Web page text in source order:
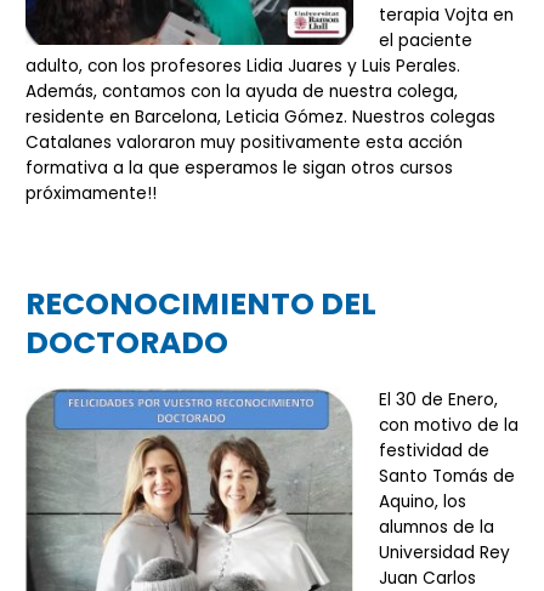
terapia Vojta en
el paciente
adulto, con los profesores Lidia Juares y Luis Perales.
Además, contamos con la ayuda de nuestra colega,
residente en Barcelona, Leticia Gómez. Nuestros colegas
Catalanes valoraron muy positivamente esta acción
formativa a la que esperamos le sigan otros cursos
próximamente!!
RECONOCIMIENTO DEL
DOCTORADO
El 30 de Enero,
con motivo de la
festividad de
Santo Tomás de
Aquino, los
alumnos de la
Universidad Rey
Juan Carlos